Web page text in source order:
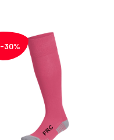
-30%